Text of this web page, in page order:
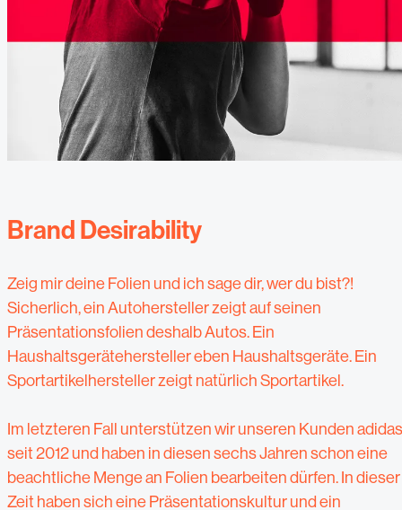
Brand Desirability
Zeig mir deine Folien und ich sage dir, wer du bist?!
Sicherlich, ein Autohersteller zeigt auf seinen
Präsentationsfolien deshalb Autos. Ein
Haushaltsgerätehersteller eben Haushaltsgeräte. Ein
Sportartikelhersteller zeigt natürlich Sportartikel.
Im letzteren Fall unterstützen wir unseren Kunden adidas
seit 2012 und haben in diesen sechs Jahren schon eine
beachtliche Menge an Folien bearbeiten dürfen. In dieser
Zeit haben sich eine Präsentationskultur und ein